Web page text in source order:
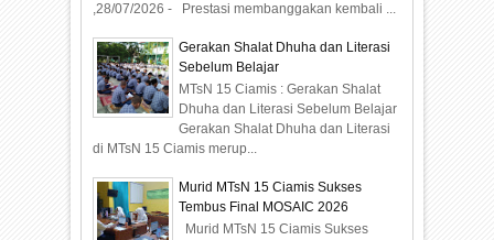
,28/07/2026 - Prestasi membanggakan kembali ...
Gerakan Shalat Dhuha dan Literasi
Sebelum Belajar
MTsN 15 Ciamis : Gerakan Shalat
Dhuha dan Literasi Sebelum Belajar
Gerakan Shalat Dhuha dan Literasi
di MTsN 15 Ciamis merup...
Murid MTsN 15 Ciamis Sukses
Tembus Final MOSAIC 2026
Murid MTsN 15 Ciamis Sukses